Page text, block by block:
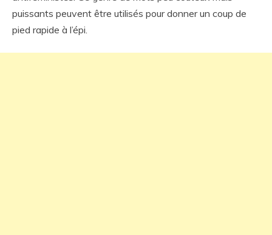
puissants peuvent être utilisés pour donner un coup de
pied rapide à l’épi.